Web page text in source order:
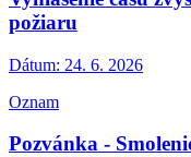
požiaru
Dátum: 24. 6. 2026
Oznam
Pozvánka -